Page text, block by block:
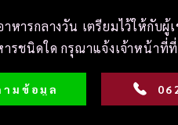
หารกลางวัน เตรียมไว้ให้กับ
ารชนิดใด กรุณาแจ้งเจ้าหน้า
มข้อมูล